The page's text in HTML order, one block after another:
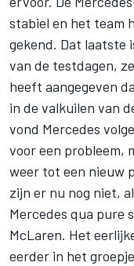
stabiel en het team
gekend. Dat laatste
van de testdagen,
heeft aangegeven
in de valkuilen van
vond Mercedes
voor een probleem,
weer tot een nieuw
zijn er nu nog niet,
Mercedes qua pure
McLaren. Het
eerder in het